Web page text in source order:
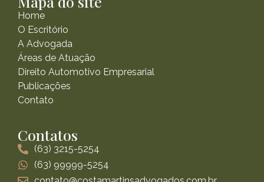
Home
O Escritório
A Advogada
Áreas de Atuação
Direito Automotivo Empresarial
Publicações
Contato
Contatos
(63) 3215-5254
(63) 99999-5254